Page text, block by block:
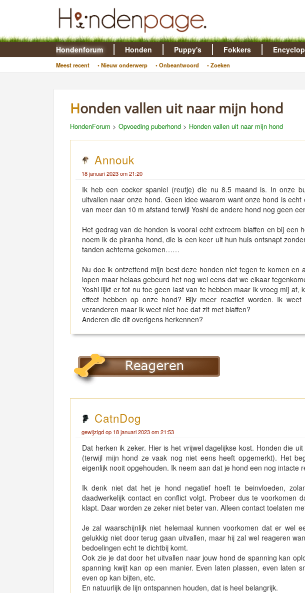
Hondenforum
Meest recent • Nieuw onderwerp • Onbeantwoord • Zoeken
Honden Puppy's Fokkers
Honden vallen uit naar mijn hond
HondenForum > Opvoeding puberhond > Honden vallen uit naar mijn hond
Annouk
18 januari 2023 om 21:20
Ik heb een cocker spaniel (reutje) die nu 8.5 maand is. In onze
uitvallen naar onze hond. Geen idee waarom want onze hond is
van meer dan 10 m afstand terwijl Yoshi de andere hond nog geen
Het gedrag van de honden is vooral echt extreem blaffen en bij een
noem ik de piranha hond, die is een keer uit hun huis ontsnapt
tanden achterna gekomen……
Nu doe ik ontzettend mijn best deze honden niet tegen te komen
lopen maar helaas gebeurd het nog wel eens dat we elkaar
Yoshi lijkt er tot nu toe geen last van te hebben maar ik vroeg mij af,
effect hebben op onze hond? Bijv meer reactief worden. Ik
veranderen maar ik weet niet hoe dat zit met blaffen?
Anderen die dit overigens herkennen?
CatnDog
gewijzigd op 18 januari 2023 om 21:53
Dat herken ik zeker. Hier is het vrijwel dagelijkse kost. Honden die
(terwijl mijn hond ze vaak nog niet eens heeft opgemerkt). Het
eigenlijk nooit opgehouden. Ik neem aan dat je hond een nog intacte
Ik denk niet dat het je hond negatief hoeft te beinvloeden,
daadwerkelijk contact en conflict volgt. Probeer dus te voorkomen
klapt. Daar worden ze zeker niet beter van. Alleen contact toelaten
Je zal waarschijnlijk niet helemaal kunnen voorkomen dat er wel
gelukkig niet door terug gaan uitvallen, maar hij zal wel reageren
bedoelingen echt te dichtbij komt.
Ook zie je dat door het uitvallen naar jouw hond de spanning kan
spanning kwijt kan op een manier. Even laten plassen, even laten
even op kan bijten, etc.
En natuurlijk de lijn ontspannen houden, dat is heel belangrijk.